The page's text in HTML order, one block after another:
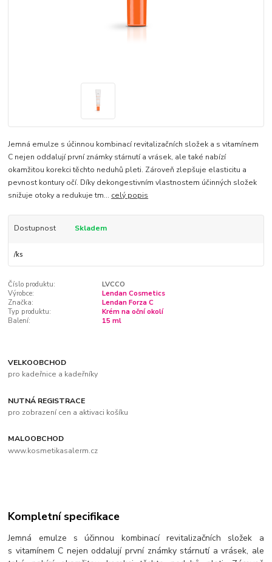
Jemná emulze s účinnou kombinací revitalizačních složek a s vitamínem
C nejen oddalují první známky stárnutí a vrásek, ale také nabízí
okamžitou korekci těchto neduhů pleti. Zároveň zlepšuje elasticitu a
pevnost kontury očí. Díky dekongestivním vlastnostem účinných složek
snižuje otoky a redukuje tm... celý popis
Dostupnost Skladem
/ks
Číslo produktu:
LVCCO
Výrobce:
Lendan Cosmetics
Značka:
Lendan Forza C
Typ produktu:
Krém na oční okolí
Balení:
15 ml
VELKOOBCHOD
pro kadeřnice a kadeřníky
NUTNÁ REGISTRACE
pro zobrazení cen a aktivaci košíku
MALOOBCHOD
www.kosmetikasalerm.cz
Kompletní specifikace
Jemná emulze s účinnou kombinací revitalizačních složek a
s vitamínem C nejen oddalují první známky stárnutí a vrásek, ale